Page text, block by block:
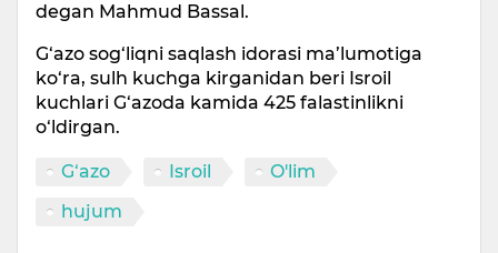
degan Mahmud Bassal.
G‘azo sog‘liqni saqlash idorasi ma’lumotiga
ko‘ra, sulh kuchga kirganidan beri Isroil
kuchlari G‘azoda kamida 425 falastinlikni
o‘ldirgan.
G‘azo Isroil
O'lim
hujum